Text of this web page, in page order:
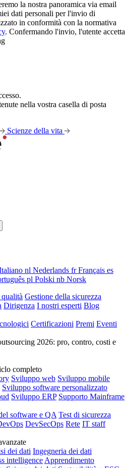
la nostra panoramica via email
dati personali per l'invio di
in conformità con la normativa
. Confermando l'invio, l'utente accetta
nella vostra casella di posta
Scienze della vita
nl Nederlands frFrançais es
pl Polski nb Norsk
Gestione della sicurezza
Dirigenza I nostri esperti Blog
Certificazioni Premi Eventi
2026: pro, contro, costi e
completo
Sviluppo web Sviluppo mobile
Sviluppo software personalizzato
Sviluppo ERP Supporto Mainframe
software e QA Test di sicurezza
DevSecOps Rete IT staff
dei dati Ingegneria dei dati
intelligence Apprendimento